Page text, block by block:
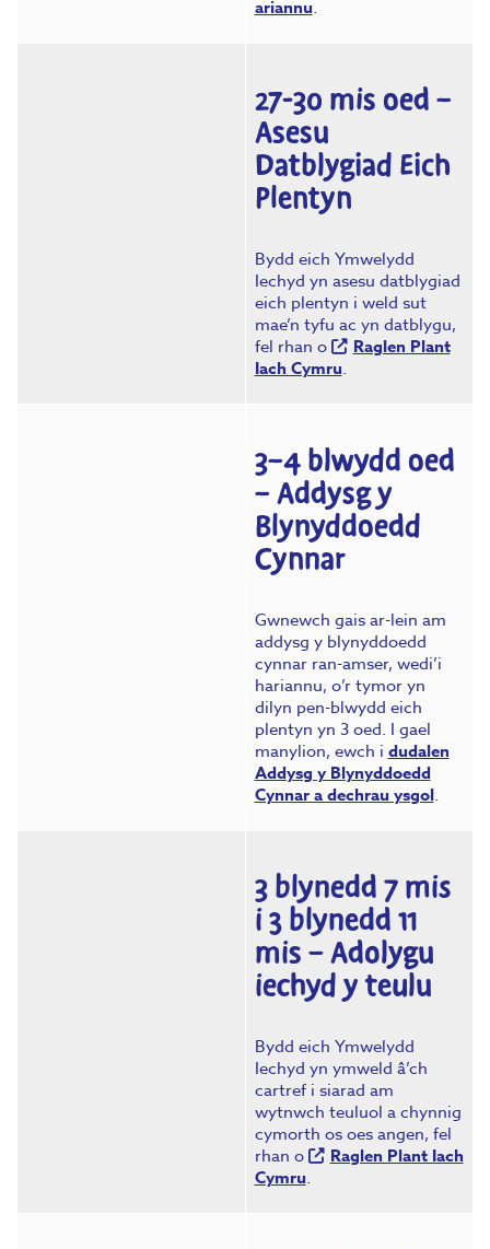
ariannu.
27-30 mis oed –
Asesu
Datblygiad Eich
Plentyn
Bydd eich Ymwelydd
Iechyd yn asesu datblygiad
eich plentyn i weld sut
mae’n tyfu ac yn datblygu,
fel rhan o
Raglen Plant
Iach Cymru.
3–4 blwydd oed
– Addysg y
Blynyddoedd
Cynnar
Gwnewch gais ar-lein am
addysg y blynyddoedd
cynnar ran-amser, wedi’i
hariannu, o’r tymor yn
dilyn pen-blwydd eich
plentyn yn 3 oed. I gael
manylion, ewch i dudalen
Addysg y Blynyddoedd
Cynnar a dechrau ysgol.
3 blynedd 7 mis
i 3 blynedd 11
mis –Adolygu
iechyd y teulu
Bydd eich Ymwelydd
Iechyd yn ymweld â’ch
cartref i siarad am
wytnwch teuluol a chynnig
cymorth os oes angen, fel
rhan o
Raglen Plant Iach
Cymru.